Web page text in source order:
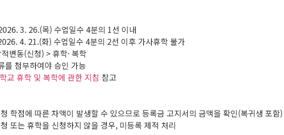
3. 26.(목) 수업일수 4분의 1선 이내
4. 21.(화) 수업일수 4분의 2선 이후 가사휴학 불가
변동(신청) > 휴학· 복학
를 첨부하여야 승인 가능
교 휴학 및 복학에 관한 지침 참고
학점에 따른 차액이 발생할 수 있으므로 등록금 고지서의 금액을 확인(복귀생 포함)
또는 휴학을 신청하지 않을 경우, 미등록 제적 처리